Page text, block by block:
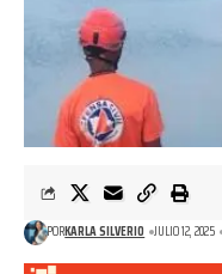
PORKARLA SILVERIO JULIO 12, 2025